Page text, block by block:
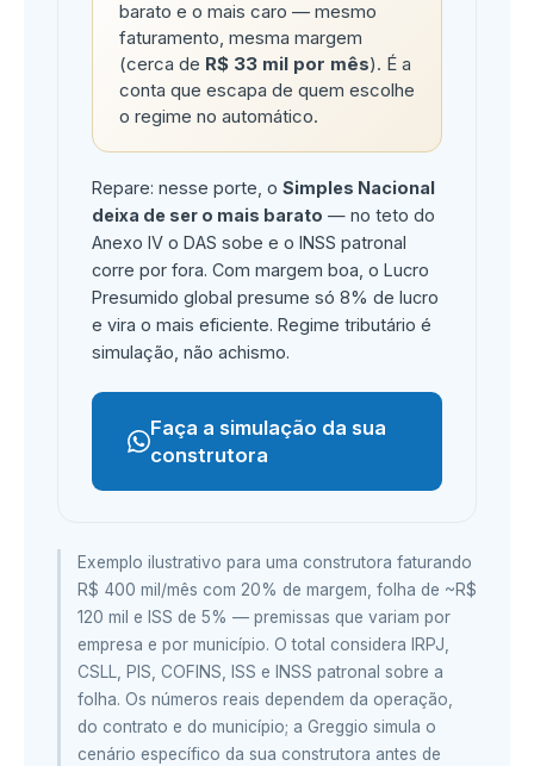
barato e o mais caro — mesmo
faturamento, mesma margem
(cerca de R$ 33 mil por mês). É a
conta que escapa de quem escolhe
o regime no automático.
Repare: nesse porte, o Simples Nacional
deixa de ser o mais barato — no teto do
Anexo IV o DAS sobe e o INSS patronal
corre por fora. Com margem boa, o Lucro
Presumido global presume só 8% de lucro
e vira o mais eficiente. Regime tributário é
simulação, não achismo.
Faça a simulação da sua
construtora
Exemplo ilustrativo para uma construtora faturando
R$ 400 mil/mês com 20% de margem, folha de ~R$
120 mil e ISS de 5% — premissas que variam por
empresa e por município. O total considera IRPJ,
CSLL, PIS, COFINS, ISS e INSS patronal sobre a
folha. Os números reais dependem da operação,
do contrato e do município; a Greggio simula o
cenário específico da sua construtora antes de